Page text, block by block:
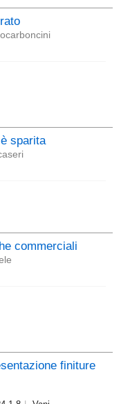
sparita
commerciali
finiture